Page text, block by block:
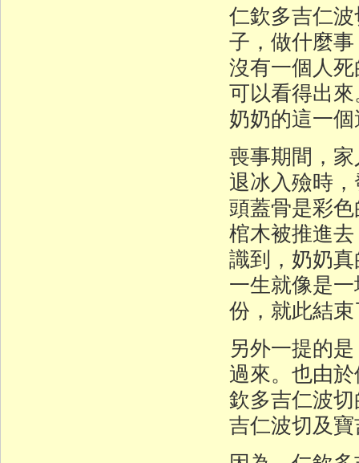
仁欽多吉仁
子，做什麼
沒有一個人
可以看得出
奶奶的這一
喪事期間，
退冰入殮時
頭蓋骨是彩
棺木被推進
識到，奶奶
一生就像是
份，就此結
另外一提的
過來。也由
欽多吉仁波
吉仁波切及